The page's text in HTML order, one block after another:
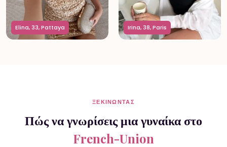
Elina, 33, Pattaya Irina, 38, Paris
ΞΕΚΙΝΏΝΤΑΣ
Πώς να γνωρίσεις μια γυναίκα στο
French-Union